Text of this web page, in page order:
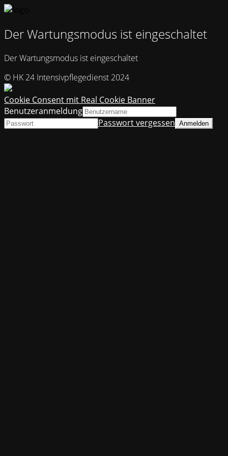
Der Wartungsmodus ist eingeschaltet
Der Wartungsmodus ist eingeschaltet
© HK 24 Intensivpflegedienst 2024
Cookie Consent mit Real Cookie Banner
Benutzeranmeldung
Passwort vergessen